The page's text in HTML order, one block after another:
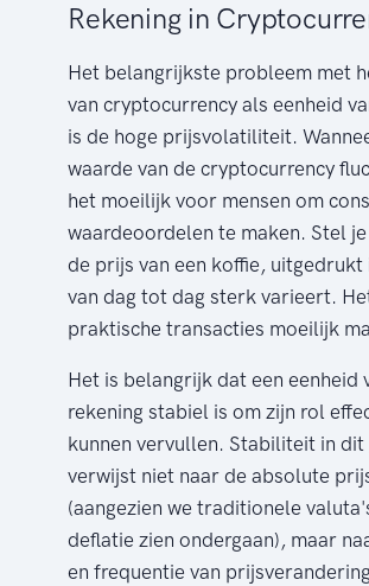
Rekening in
Het belangrijkste probleem met
van cryptocurrency als eenheid
is de hoge prijsvolatiliteit.
waarde van de cryptocurrency
het moeilijk voor mensen om
waardeoordelen te maken. Stel
de prijs van een koffie, uitgedrukt
van dag tot dag sterk varieert.
praktische transacties moeilijk
Het is belangrijk dat een eenheid
rekening stabiel is om zijn rol
kunnen vervullen. Stabiliteit in dit
verwijst niet naar de absolute
(aangezien we traditionele
deflatie zien ondergaan), maar
en frequentie van